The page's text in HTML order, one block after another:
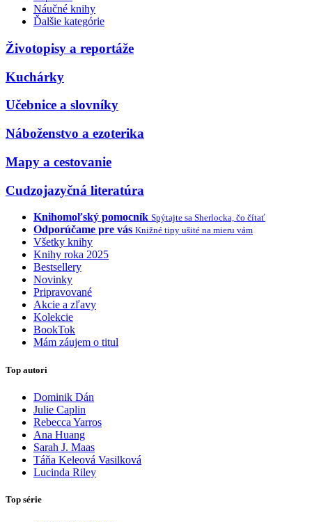
Náučné knihy
Ďalšie kategórie
Životopisy a reportáže
Kuchárky
Učebnice a slovníky
Náboženstvo a ezoterika
Mapy a cestovanie
Cudzojazyčná literatúra
Knihomoľský pomocník Spýtajte sa Sherlocka, čo čítať
Odporúčame pre vás Knižné tipy ušité na mieru vám
Všetky knihy
Knihy roka 2025
Bestsellery
Novinky
Pripravované
Akcie a zľavy
Kolekcie
BookTok
Mám záujem o titul
Top autori
Dominik Dán
Julie Caplin
Rebecca Yarros
Ana Huang
Sarah J. Maas
Táňa Keleová Vasilková
Lucinda Riley
Top série